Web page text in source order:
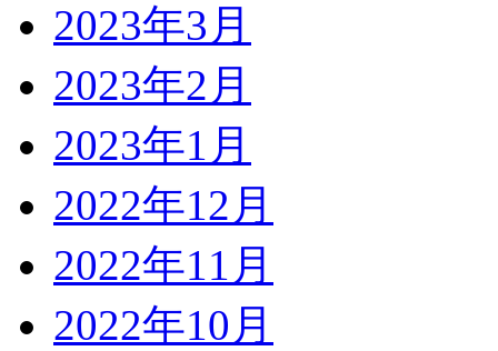
2023年3月
2023年2月
2023年1月
2022年12月
2022年11月
2022年10月